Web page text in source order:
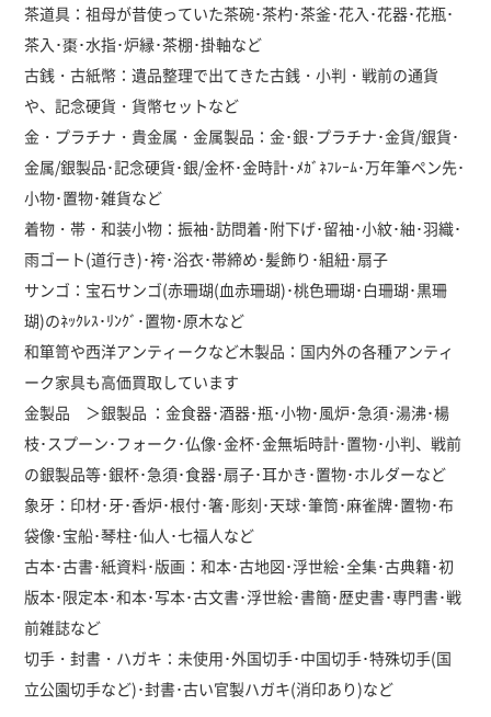
茶道具：祖母が昔使っていた茶碗･茶杓･茶釜･花入･花器･花瓶･
茶入･棗･水指･炉縁･茶棚･掛軸など
古銭・古紙幣：遺品整理で出てきた古銭・小判・戦前の通貨
や、記念硬貨・貨幣セットなど
金・プラチナ・貴金属・金属製品：金･銀･プラチナ･金貨/銀貨･
金属/銀製品･記念硬貨･銀/金杯･金時計･ﾒｶﾞﾈﾌﾚｰﾑ･万年筆ペン先･
小物･置物･雑貨など
着物・帯・和装小物：振袖･訪問着･附下げ･留袖･小紋･紬･羽織･
雨ゴート(道行き)･袴･浴衣･帯締め･髪飾り･組紐･扇子
サンゴ：宝石サンゴ(赤珊瑚(血赤珊瑚)･桃色珊瑚･白珊瑚･黒珊
瑚)のﾈｯｸﾚｽ･ﾘﾝｸﾞ･置物･原木など
和箪笥や西洋アンティークなど木製品：国内外の各種アンティ
ーク家具も高価買取しています
金製品 ＞銀製品 ：金食器･酒器･瓶･小物･風炉･急須･湯沸･楊
枝･スプーン･フォーク･仏像･金杯･金無垢時計･置物･小判、戦前
の銀製品等･銀杯･急須･食器･扇子･耳かき･置物･ホルダーなど
象牙：印材･牙･香炉･根付･箸･彫刻･天球･筆筒･麻雀牌･置物･布
袋像･宝船･琴柱･仙人･七福人など
古本･古書･紙資料･版画：和本･古地図･浮世絵･全集･古典籍･初
版本･限定本･和本･写本･古文書･浮世絵･書簡･歴史書･専門書･戦
前雑誌など
切手・封書・ハガキ：未使用･外国切手･中国切手･特殊切手(国
立公園切手など)･封書･古い官製ハガキ(消印あり)など